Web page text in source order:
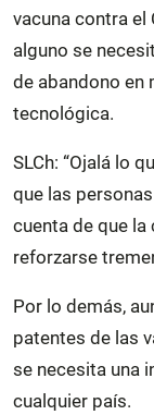
vacuna contra el
alguno se
de abandono en
tecnológica.
SLCh: “Ojalá lo
que las
cuenta de que
reforzarse
Por lo demás,
patentes de las
se necesita una
cualquier país.